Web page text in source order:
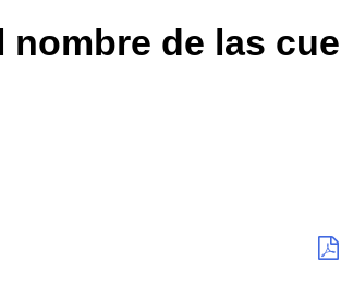
nombre de las